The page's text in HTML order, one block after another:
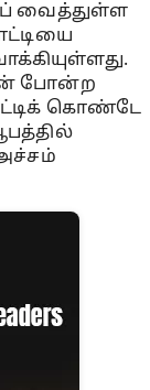
வைத்துள்ள
போன்ற
கொண்டே